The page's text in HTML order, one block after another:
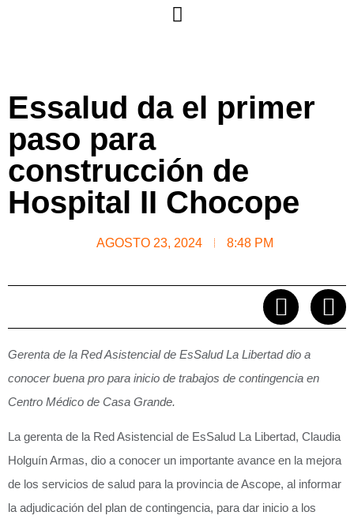
Essalud da el primer
paso para
construcción de
Hospital II Chocope
AGOSTO 23, 2024 8:48 PM
Gerenta de la Red Asistencial de EsSalud La Libertad dio a
conocer buena pro para inicio de trabajos de contingencia en
Centro Médico de Casa Grande.
La gerenta de la Red Asistencial de EsSalud La Libertad, Claudia
Holguín Armas, dio a conocer un importante avance en la mejora
de los servicios de salud para la provincia de Ascope, al informar
la adjudicación del plan de contingencia, para dar inicio a los